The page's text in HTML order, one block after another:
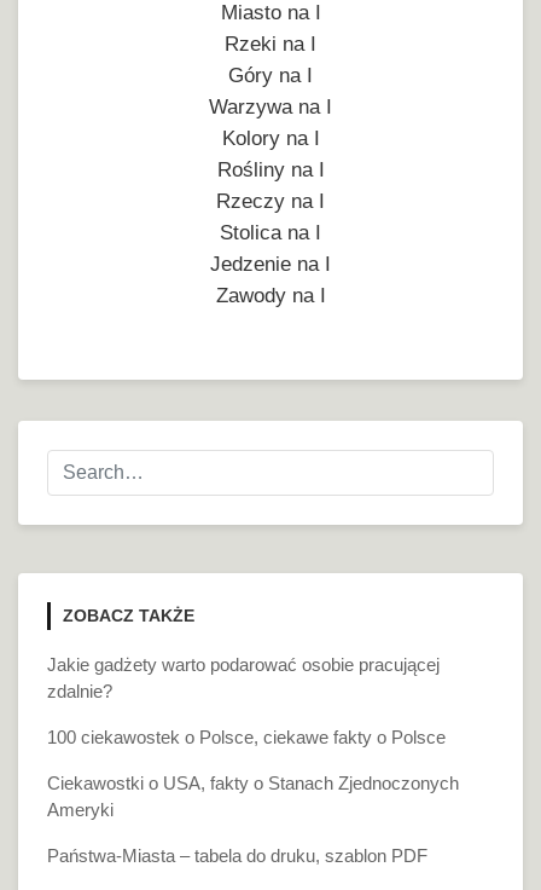
Miasto na I
Rzeki na I
Góry na I
Warzywa na I
Kolory na I
Rośliny na I
Rzeczy na I
Stolica na I
Jedzenie na I
Zawody na I
ZOBACZ TAKŻE
Jakie gadżety warto podarować osobie pracującej
zdalnie?
100 ciekawostek o Polsce, ciekawe fakty o Polsce
Ciekawostki o USA, fakty o Stanach Zjednoczonych
Ameryki
Państwa-Miasta – tabela do druku, szablon PDF